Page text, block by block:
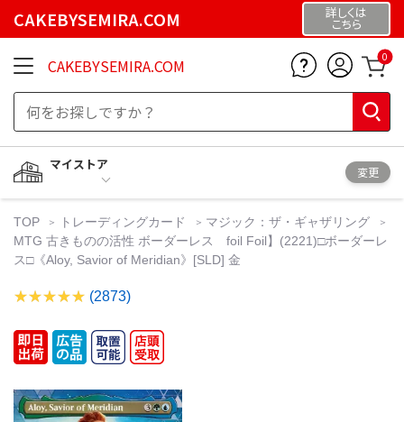
CAKEBYSEMIRA.COM 詳しくは
こちら
CAKEBYSEMIRA.COM 0
マイストア
変更
TOP トレーディングカード
マジック：ザ・ギャザリング
MTG 古きものの活性 ボーダーレス foil Foil】(2221)□ボーダーレ
ス□《Aloy, Savior of Meridian》[SLD] 金
(2873)